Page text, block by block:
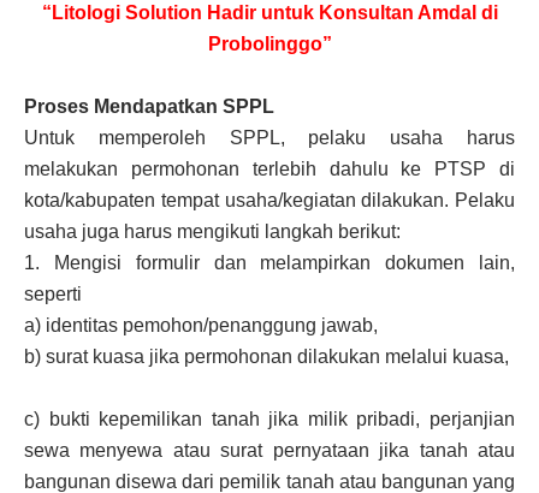
“Litologi Solution Hadir untuk Konsultan Amdal di
Probolinggo”
Proses Mendapatkan SPPL
Untuk memperoleh SPPL, pelaku usaha harus
melakukan permohonan terlebih dahulu ke PTSP di
kota/kabupaten tempat usaha/kegiatan dilakukan. Pelaku
usaha juga harus mengikuti langkah berikut:
1.
Mengisi formulir dan melampirkan dokumen lain,
seperti
a) identitas pemohon/penanggung jawab,
b) surat kuasa jika permohonan dilakukan melalui kuasa,
c) bukti kepemilikan tanah jika milik pribadi, perjanjian
sewa menyewa atau surat pernyataan jika tanah atau
bangunan disewa dari pemilik tanah atau bangunan yang